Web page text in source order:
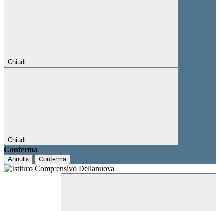
Chiudi
Chiudi
Conferma
Annulla Conferma